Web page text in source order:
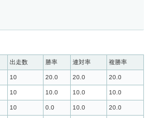
出走数 勝率 連対率 複勝率
10 20.0 20.0 20.0
10 10.0 10.0 10.0
10 0.0 10.0 20.0